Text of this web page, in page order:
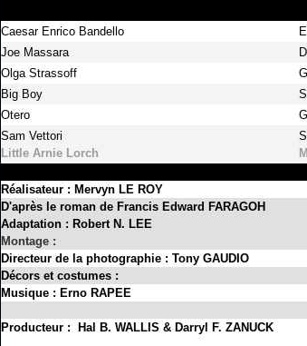
Caesar Enrico Bandello
Joe Massara
Olga Strassoff
Big Boy
Otero
Sam Vettori
Little Arnie Lorch
Réalisateur : Mervyn LE ROY
D'après le roman de Francis Edward FARAGOH
Adaptation : Robert N. LEE
Montage :
Directeur de la photographie : Tony GAUDIO
Décors et costumes :
Musique : Erno RAPEE
Producteur : Hal B. WALLIS & Darryl F. ZANUCK